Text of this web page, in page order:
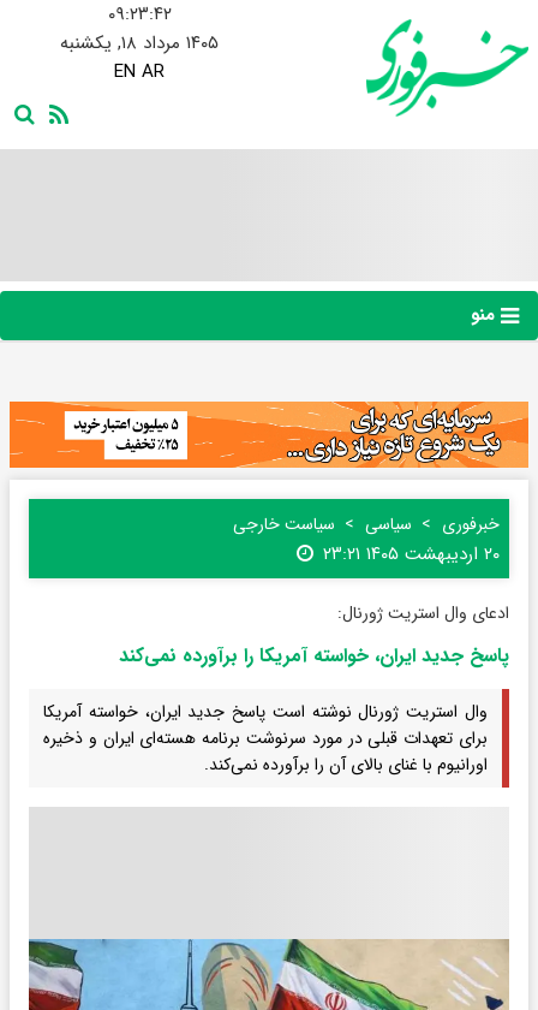
۰۹:۲۳:۴۲
۱۴۰۵ مرداد ۱۸, یکشنبه
EN AR
منو
خبرفوری سیاسی سیاست خارجی
۲۰ اردیبهشت ۱۴۰۵ ۲۳:۲۱
ادعای وال استریت ژورنال:
پاسخ جدید ایران، خواسته آمریکا را برآورده نمی‌کند
وال استریت ژورنال نوشته است پاسخ جدید ایران، خواسته آمریکا
برای تعهدات قبلی در مورد سرنوشت برنامه هسته‌ای ایران و ذخیره
اورانیوم با غنای بالای آن را برآورده نمی‌کند.